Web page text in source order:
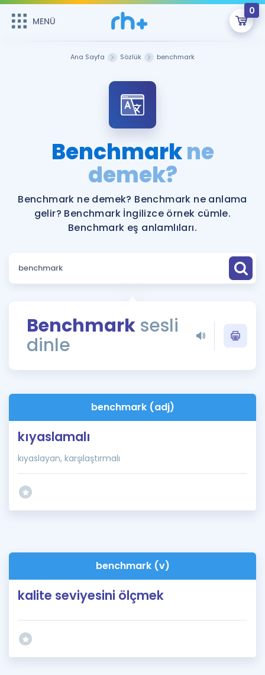
MENÜ
0
Şifremi Hatırlamıyorum
Sepetin Şu An Boş.
Remzi Hoca ile seni sınava hazırlayacak onlarca eğitim seni
bekliyor!
MENÜ
Katılımcı Görüşleri
Faydalı Araçlar
Ücretsiz Kaynaklar
ÖSYM Sınav Takvimi
Kampanyalar
İngilizce Gramer
İngilizce Gramer
Ana Sayfa Sözlük benchmark
Benchmarkne
demek?
Benchmark ne demek? Benchmark ne anlama
gelir? Benchmark İngilizce örnek cümle.
Benchmark eş anlamlıları.
Benchmark sesli
dinle
benchmark (adj)
kıyaslamalı
kıyaslayan, karşılaştırmalı
benchmark (v)
kalite seviyesini ölçmek